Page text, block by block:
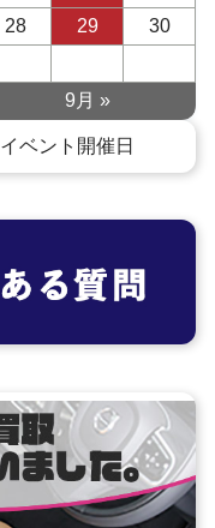
28 29
30
9月 »
イベント開催日